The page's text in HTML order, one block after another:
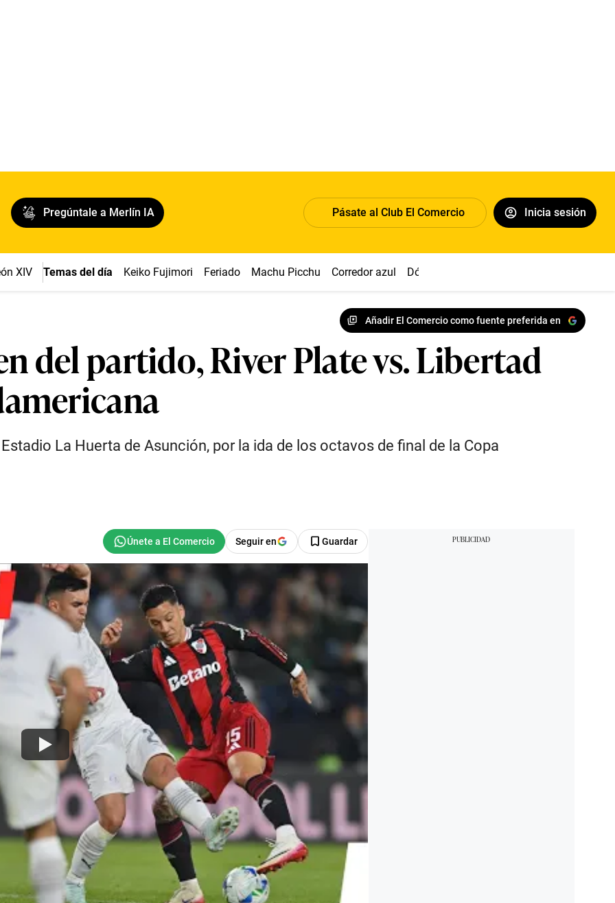
Pregúntale a Merlín IA Pásate al Club El Comercio Inicia sesión
XIV Temas del día Keiko Fujimori Feriado Machu Picchu Corredor azul Dólar
Añadir El Comercio como fuente preferida en
del partido, River Plate vs. Libertad
La Huerta de Asunción, por la ida de los octavos de final de la Copa
Seguir en Guardar